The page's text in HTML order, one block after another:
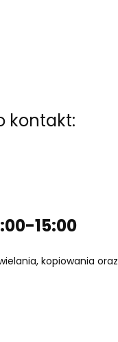
kontakt:
15:00
kopiowania oraz